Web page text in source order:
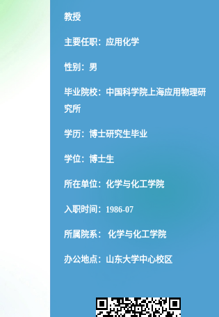
教授
主要任职：应用化学
性别：男
毕业院校：中国科学院上海应用物理研
究所
学历：博士研究生毕业
学位：博士生
所在单位：化学与化工学院
入职时间：1986-07
所属院系： 化学与化工学院
办公地点：山东大学中心校区